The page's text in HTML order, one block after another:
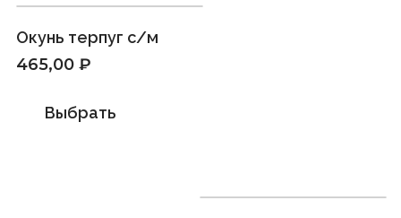
Окунь терпуг с/м
465,00 ₽
Выбрать